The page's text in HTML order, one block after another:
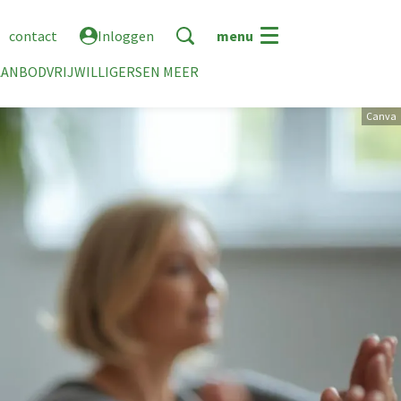
contact
Inloggen
VRIJWILLIGERSEN MEER
menu
Canva